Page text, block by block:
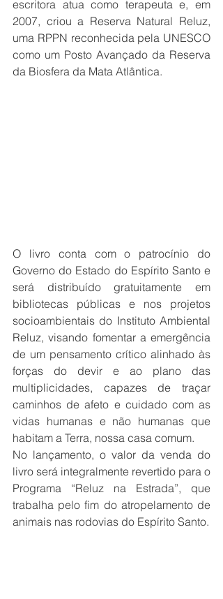
escritora atua como terapeuta e, em
2007, criou a Reserva Natural Reluz,
uma RPPN reconhecida pela UNESCO
como um Posto Avançado da Reserva
da Biosfera da Mata Atlântica.
O livro conta com o patrocínio do
Governo do Estado do Espírito Santo e
será distribuído gratuitamente em
bibliotecas públicas e nos projetos
socioambientais do Instituto Ambiental
Reluz, visando fomentar a emergência
de um pensamento crítico alinhado às
forças do devir e ao plano das
multiplicidades, capazes de traçar
caminhos de afeto e cuidado com as
vidas humanas e não humanas que
habitam a Terra, nossa casa comum.
No lançamento, o valor da venda do
livro será integralmente revertido para o
Programa “Reluz na Estrada”, que
trabalha pelo fim do atropelamento de
animais nas rodovias do Espírito Santo.